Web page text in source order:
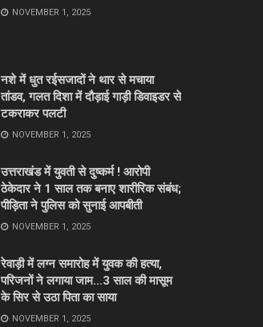
NOVEMBER 1, 2025
नशे में धुत रईसजादों ने थार से मचाया
तांडव, गलत दिशा में दौड़ाई गाड़ी डिवाइडर से
टकराकर पलटी
NOVEMBER 1, 2025
उत्तराखंड में युवती से दुष्कर्म ! आरोपी
ठेकेदार ने 1 साल तक बनाए शारीरिक संबंध;
पीड़िता ने पुलिस को सुनाई आपबीती
NOVEMBER 1, 2025
रेवाड़ी में लग्न समारोह में युवक की हत्या,
परिजनों ने लगाया जाम…3 साल की मासूम
के सिर से उठा पिता का साया
NOVEMBER 1, 2025